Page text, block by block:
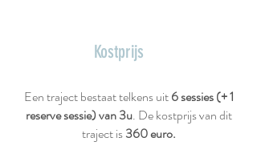
Kostprijs
Een traject bestaat telkens uit6sessies (+ 1
reserve sessie) van 3u. De kostprijs van dit
traject is360euro.